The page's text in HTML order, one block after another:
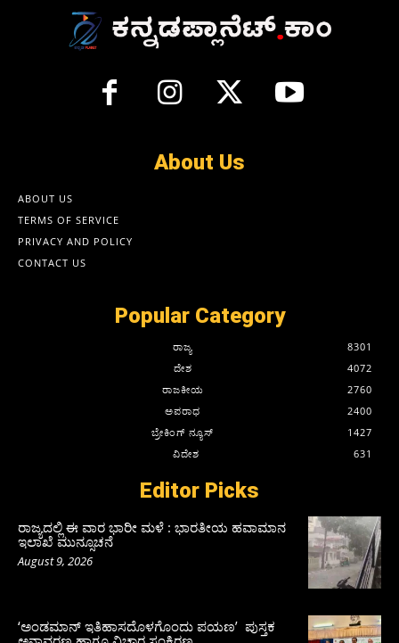
About Us
ABOUT US
TERMS OF SERVICE
PRIVACY AND POLICY
CONTACT US
Popular Category
ರಾಜ್ಯ
8301
ದೇಶ
4072
ರಾಜಕೀಯ
2760
ಅಪರಾಧ
2400
ಬ್ರೇಕಿಂಗ್ ನ್ಯೂಸ್
1427
ವಿದೇಶ
631
Editor Picks
ರಾಜ್ಯದಲ್ಲಿ ಈ ವಾರ ಭಾರೀ ಮಳೆ : ಭಾರತೀಯ ಹವಾಮಾನ
ಇಲಾಖೆ ಮುನ್ಸೂಚನೆ
August 9, 2026
‘ಅಂಡಮಾನ್ ಇತಿಹಾಸದೊಳಗೊಂದು ಪಯಣ’ ಪುಸ್ತಕ